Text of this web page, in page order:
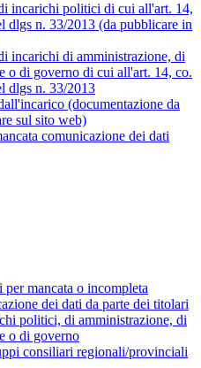
incarichi politici di cui all'art. 14,
dlgs n. 33/2013 (da pubblicare in
incarichi di amministrazione, di
o di governo di cui all'art. 14, co.
dlgs n. 33/2013
(documentazione da
sul sito web)
comunicazione dei dati
per mancata o incompleta
dei dati da parte dei titolari
politici, di amministrazione, di
o di governo
consiliari regionali/provinciali